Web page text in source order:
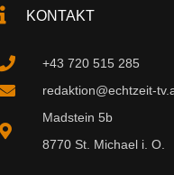
KONTAKT
+43 720 515 285
redaktion@echtzeit-
Madstein 5b
8770 St. Michael i. O.